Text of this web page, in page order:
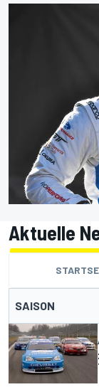
Aktuelle
SAISON